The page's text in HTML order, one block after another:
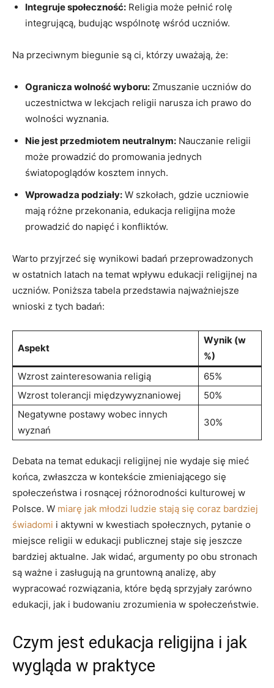
Integruje społeczność: Religia może pełnić rolę
integrującą, budując wspólnotę wśród uczniów.
Na przeciwnym biegunie są ci, którzy uważają, że:
Ogranicza wolność wyboru: Zmuszanie uczniów do
uczestnictwa w lekcjach religii narusza ich prawo do
wolności wyznania.
Nie jest przedmiotem neutralnym: Nauczanie religii
może prowadzić do promowania jednych
światopoglądów kosztem innych.
Wprowadza podziały: W szkołach, gdzie uczniowie
mają różne przekonania, edukacja religijna może
prowadzić do napięć i konfliktów.
Warto przyjrzeć się wynikowi badań przeprowadzonych
w ostatnich latach na temat wpływu edukacji religijnej na
uczniów. Poniższa tabela przedstawia najważniejsze
wnioski z tych badań:
Aspekt
Wynik (w
%)
Wzrost zainteresowania religią
65%
Wzrost tolerancji międzywyznaniowej
50%
Negatywne postawy wobec innych
wyznań
30%
Debata na temat edukacji religijnej nie wydaje się mieć
końca, zwłaszcza w kontekście zmieniającego się
społeczeństwa i rosnącej różnorodności kulturowej w
Polsce. W miarę jak młodzi ludzie stają się coraz bardziej
świadomi i aktywni w kwestiach społecznych, pytanie o
miejsce religii w edukacji publicznej staje się jeszcze
bardziej aktualne. Jak widać, argumenty po obu stronach
są ważne i zasługują na gruntowną analizę, aby
wypracować rozwiązania, które będą sprzyjały zarówno
edukacji, jak i budowaniu zrozumienia w społeczeństwie.
Czym jest edukacja religijna i jak
wygląda w praktyce